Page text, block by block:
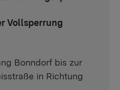
Vollsperrung
Bonndorf bis zur
in Richtung